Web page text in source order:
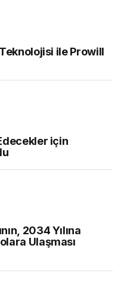
ile Prowill
için
2034 Yılına
Ulaşması